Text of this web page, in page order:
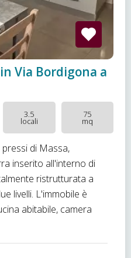
Via Bordigona a
3.5
locali
75
mq
di Massa,
inserito all'interno di
ristrutturata a
livelli. L'immobile è
abitabile, camera